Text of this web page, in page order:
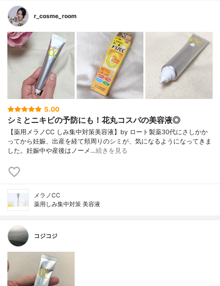
r_cosme_room
5.00
シミとニキビの予防にも！花丸コスパの美容液◎
【薬用メラノCC しみ集中対策美容液】by ロート製薬30代にさしかか
ってから妊娠、出産を経て頬周りのシミが、気になるようになってきま
した。妊娠中や産後はノーメ…続きを見る
メラノCC
薬用しみ集中対策 美容液
コジコジ